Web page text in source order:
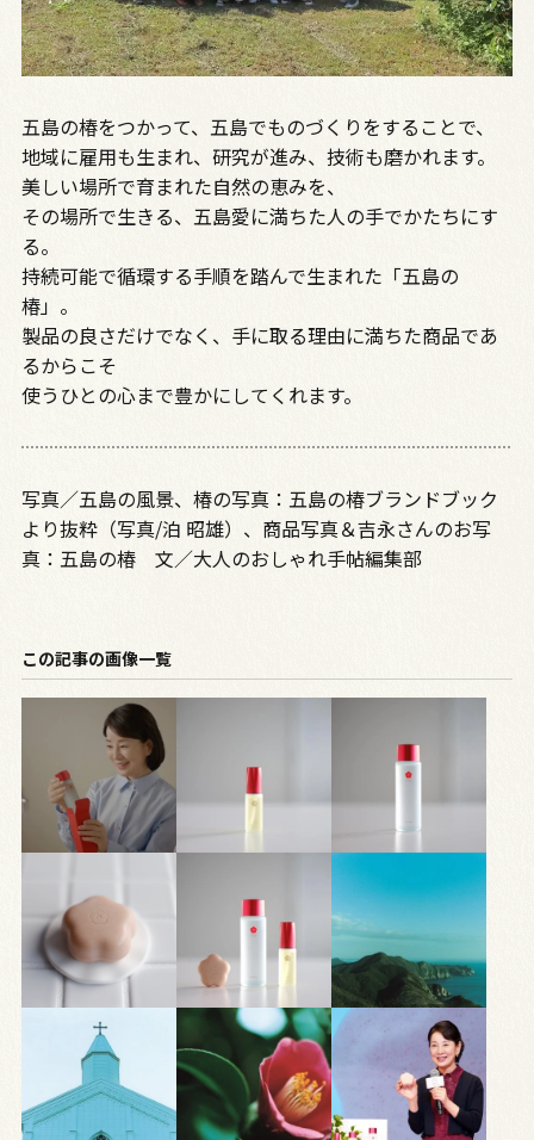
五島の椿をつかって、五島でものづくりをすることで、
地域に雇用も生まれ、研究が進み、技術も磨かれます。
美しい場所で育まれた自然の恵みを、
その場所で生きる、五島愛に満ちた人の手でかたちにす
る。
持続可能で循環する手順を踏んで生まれた「五島の
椿」。
製品の良さだけでなく、手に取る理由に満ちた商品であ
るからこそ
使うひとの心まで豊かにしてくれます。
写真／五島の風景、椿の写真：五島の椿ブランドブック
より抜粋（写真/泊 昭雄）、商品写真＆吉永さんのお写
真：五島の椿 文／大人のおしゃれ手帖編集部
この記事の画像一覧